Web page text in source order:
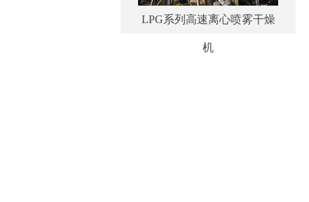
LPG系列高速离心喷雾干燥
机